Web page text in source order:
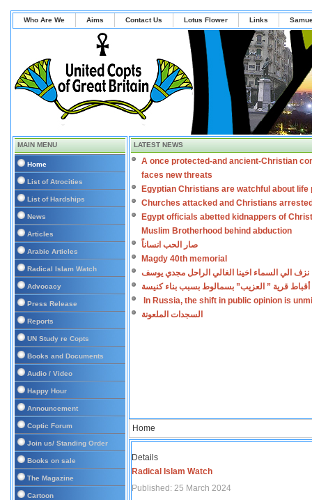
Who Are We Aims Contact Us Lotus Flower Links
MAIN MENU
Home
List of Atrocities
List of Hardships
News
Articles
Arabic Articles
Radical Islam Watch
Advocacy
Press Release
Reports
UN Study re Copts
Books and Documents
Audio / Video
Happy Hour
Announcement
Coptic Forum
Join us/ Standing Order
Books on sale
The Magazine
Cartoon
LATEST NEWS
A once protected-and ancient-Christian
faces new threats
Egyptian Christians are watchful about life
Churches attacked and Christians
Egypt officials abetted kidnappers of
Muslim Brotherhood behind abduction
صار الحب انساناً
Magdy 40th memorial
نزف الي السماء اخينا الغالي الراحل مجدي يوسف
أقباط قرية ” العزيب” بسمالوط بسبب بناء كنيسة
In Russia, the shift in public opinion is
السجدات الملعونة
Home
Details
Radical Islam Watch
Published: 25 March 2024